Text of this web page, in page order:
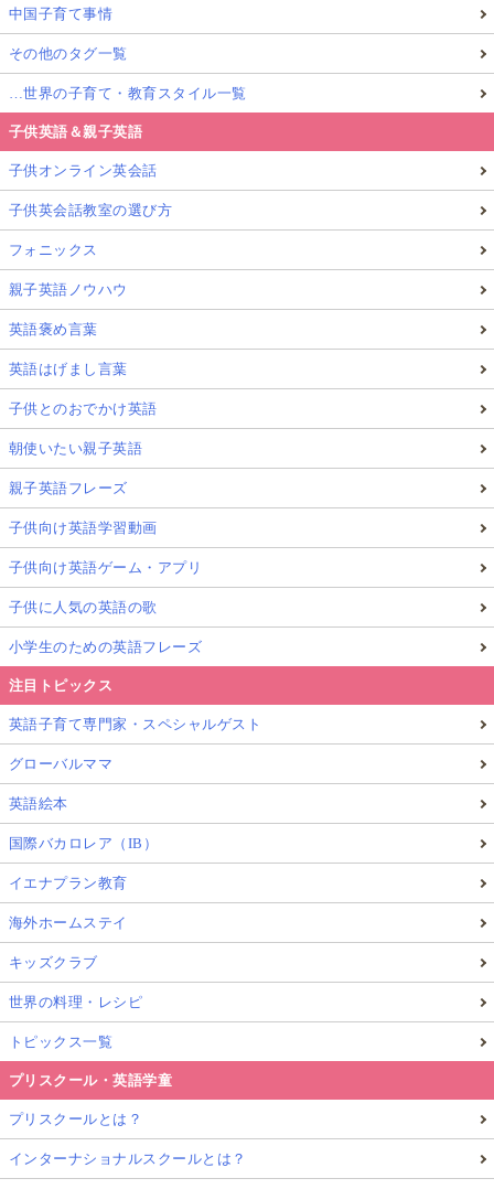
中国子育て事情
その他のタグ一覧
…世界の子育て・教育スタイル一覧
子供英語＆親子英語
子供オンライン英会話
子供英会話教室の選び方
フォニックス
親子英語ノウハウ
英語褒め言葉
英語はげまし言葉
子供とのおでかけ英語
朝使いたい親子英語
親子英語フレーズ
子供向け英語学習動画
子供向け英語ゲーム・アプリ
子供に人気の英語の歌
小学生のための英語フレーズ
注目トピックス
英語子育て専門家・スペシャルゲスト
グローバルママ
英語絵本
国際バカロレア（IB）
イエナプラン教育
海外ホームステイ
キッズクラブ
世界の料理・レシピ
トピックス一覧
プリスクール・英語学童
プリスクールとは？
インターナショナルスクールとは？